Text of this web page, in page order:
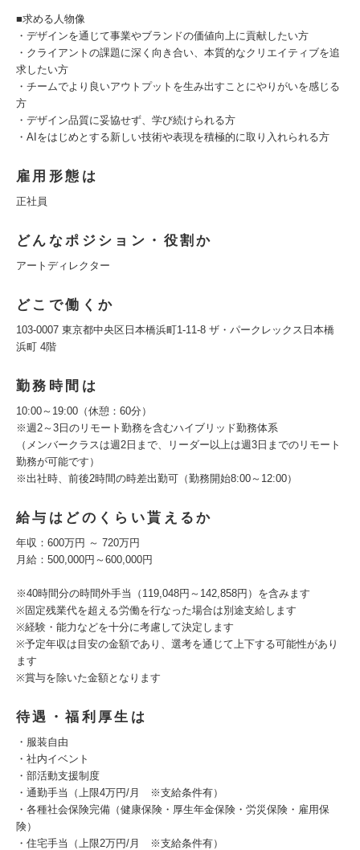
■求める人物像
・デザインを通じて事業やブランドの価値向上に貢献したい方
・クライアントの課題に深く向き合い、本質的なクリエイティブを追
求したい方
・チームでより良いアウトプットを生み出すことにやりがいを感じる
方
・デザイン品質に妥協せず、学び続けられる方
・AIをはじめとする新しい技術や表現を積極的に取り入れられる方
雇用形態は
正社員
どんなポジション・役割か
アートディレクター
どこで働くか
103-0007 東京都中央区日本橋浜町1-11-8 ザ・パークレックス日本橋
浜町 4階
勤務時間は
10:00～19:00（休憩：60分）
※週2～3日のリモート勤務を含むハイブリッド勤務体系
（メンバークラスは週2日まで、リーダー以上は週3日までのリモート
勤務が可能です）
※出社時、前後2時間の時差出勤可（勤務開始8:00～12:00）
給与はどのくらい貰えるか
年収：600万円 ～ 720万円
月給：500,000円～600,000円
※40時間分の時間外手当（119,048円～142,858円）を含みます
※固定残業代を超える労働を行なった場合は別途支給します
※経験・能力などを十分に考慮して決定します
※予定年収は目安の金額であり、選考を通じて上下する可能性があり
ます
※賞与を除いた金額となります
待遇・福利厚生は
・服装自由
・社内イベント
・部活動支援制度
・通勤手当（上限4万円/月 ※支給条件有）
・各種社会保険完備（健康保険・厚生年金保険・労災保険・雇用保
険）
・住宅手当（上限2万円/月 ※支給条件有）